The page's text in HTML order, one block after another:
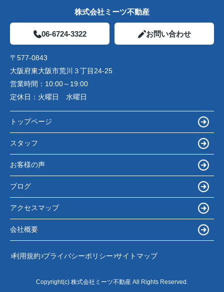
株式会社ミーツ不動産
06-6724-3322 お問い合わせ
〒577-0843
大阪府東大阪市荒川３丁目24-25
営業時間： 10:00～19:00
定休日： 火曜日 水曜日
トップページ
スタッフ
お客様の声
ブログ
アクセスマップ
会社概要
利用規約 プライバシーポリシー サイトマップ
Copyright(c) 株式会社ミーツ不動産 All Rights Reserved.